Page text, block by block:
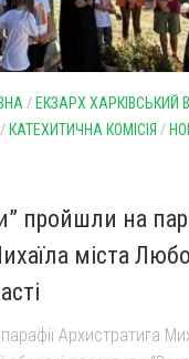
/ ЕКЗАРХ ХАРКІВСЬКИЙ
/ КАТЕХИТИЧНА КОМІСІЯ /
пройшли на
міста
Архистратига